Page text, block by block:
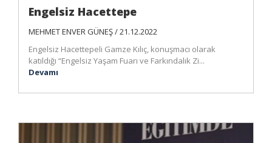
Engelsiz Hacettepe
MEHMET ENVER GÜNEŞ / 21.12.2022
Engelsiz Hacettepeli Gamze Kılıç, konuşmacı olarak
katıldığı “Engelsiz Yaşam Fuarı ve Farkındalık Zi...
Devamı